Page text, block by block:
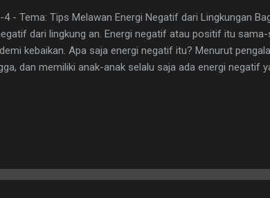
4 - Tema: Tips Melawan Energi Negatif dari Lingkungan
dari lingkung an. Energi negatif atau positif itu
kebaikan. Apa saja energi negatif itu? Menurut
dan memiliki anak-anak selalu saja ada energi negatif